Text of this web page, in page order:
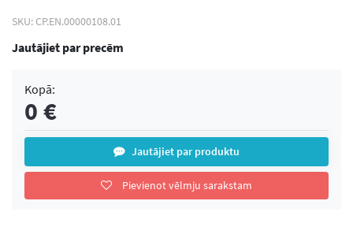
SKU: CP.EN.00000108.01
Jautājiet par precēm
Kopā:
0 €
Jautājiet par produktu
Pievienot vēlmju sarakstam